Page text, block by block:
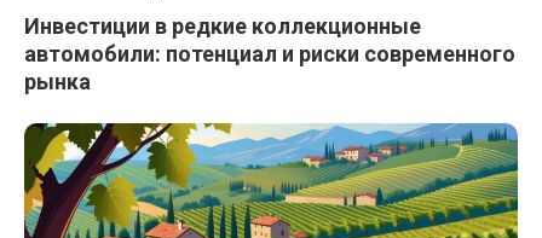
Инвестиции в редкие коллекционные
автомобили: потенциал и риски современного
рынка